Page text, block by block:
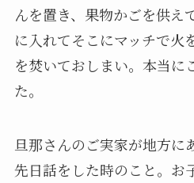
んを置き、果物かごを供え
に入れてそこにマッチで火
を焚いておしまい。本当に
た。
旦那さんのご実家が地方に
先日話をした時のこと。お